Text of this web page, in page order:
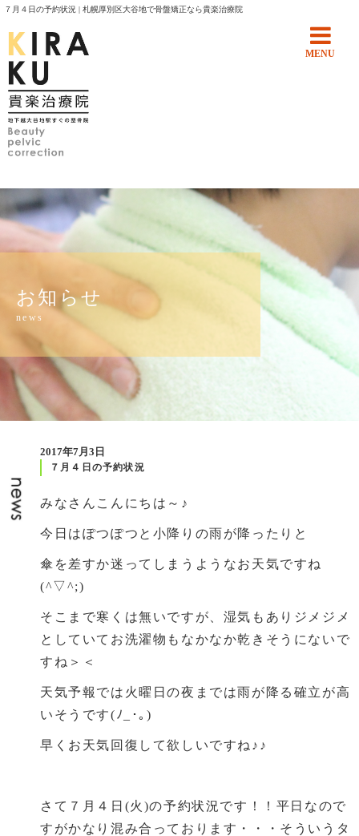
７月４日の予約状況 | 札幌厚別区大谷地で骨盤矯正なら貴楽治療院
MENU
お知らせ
news
2017年7月3日
７月４日の予約状況
みなさんこんにちは～♪
今日はぽつぽつと小降りの雨が降ったりと
傘を差すか迷ってしまうようなお天気ですね
(^▽^;)
そこまで寒くは無いですが、湿気もありジメジメ
としていてお洗濯物もなかなか乾きそうにないで
すね＞＜
天気予報では火曜日の夜までは雨が降る確立が高
いそうです(ﾉ_･｡)
早くお天気回復して欲しいですね♪♪
さて７月４日(火)の予約状況です！！平日なので
すがかなり混み合っております・・・そういうタ